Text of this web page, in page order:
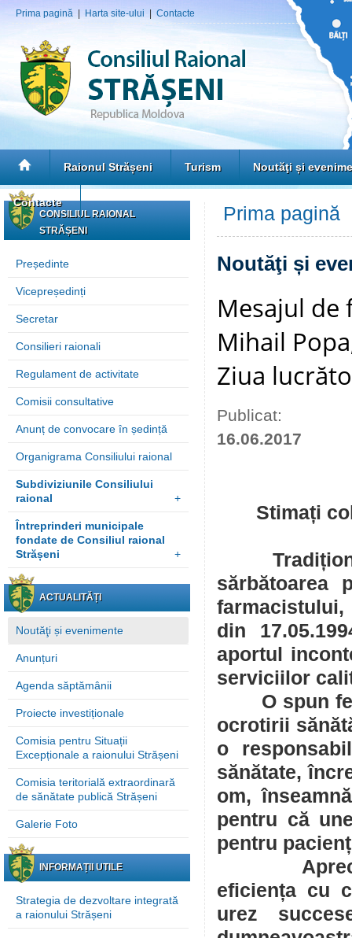
Prima pagină Harta site-ului Contacte
Raionul Strășeni Turism Noutăţi și
Contacte
CONSILIUL RAIONAL
STRĂȘENI
Președinte
Vicepreședinți
Secretar
Consilieri raionali
Regulament de activitate
Comisii consultative
Anunț de convocare în ședință
Organigrama Consiliului raional
Subdiviziunile Consiliului
raional
+
Întreprinderi municipale
fondate de Consiliul raional
Strășeni
+
ACTUALITĂȚI
Noutăţi și evenimente
Anunțuri
Agenda săptămânii
Proiecte investiționale
Comisia pentru Situații
Excepționale a raionului Strășeni
Comisia teritorială extraordinară
de sănătate publică Strășeni
Galerie Foto
INFORMAȚII UTILE
Strategia de dezvoltare integrată
a raionului Strășeni
Prima pagină
Noutăţi și
Mesajul
Mihail
Ziua
Publicat:
16.06.2017
Stimați
sărbătoarea
din
aportul
serviciilor
O spun
ocrotirii
o
sănătate,
om,
pentru că
pentru
Apreciind
eficiența cu
urez